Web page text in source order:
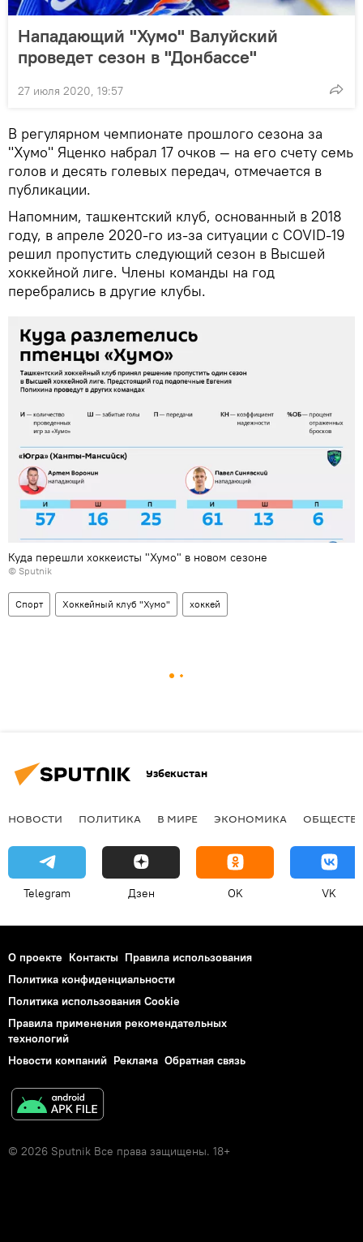
Нападающий "Хумо" Валуйский
проведет сезон в "Донбассе"
27 июля 2020, 19:57
В регулярном чемпионате прошлого сезона за
"Хумо" Яценко набрал 17 очков — на его счету семь
голов и десять голевых передач, отмечается в
публикации.
Напомним, ташкентский клуб, основанный в 2018
году, в апреле 2020-го из-за ситуации с COVID-19
решил пропустить следующий сезон в Высшей
хоккейной лиге. Члены команды на год
перебрались в другие клубы.
Куда перешли хоккеисты "Хумо" в новом сезоне
© Sputnik
Спорт Хоккейный клуб "Хумо" хоккей
Узбекистан
НОВОСТИ ПОЛИТИКА В МИРЕ ЭКОНОМИКА
Telegram Дзен OK VK
О проекте Контакты Правила использования
Политика конфиденциальности
Политика использования Cookie
Правила применения рекомендательных
технологий
Новости компаний Реклама Обратная связь
© 2026 Sputnik Все права защищены. 18+